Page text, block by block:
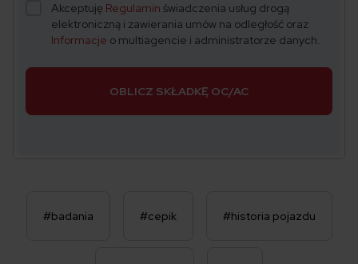
Akceptuję Regulamin świadczenia usług drogą
elektroniczną i zawierania umów na odległość oraz
Informacje o multiagencie i administratorze danych.
OBLICZ SKŁADKĘ OC/AC
#badania #cepik #historia pojazdu